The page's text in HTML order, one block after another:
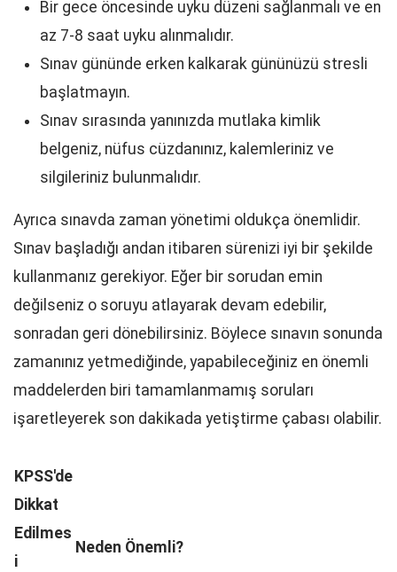
Bir gece öncesinde uyku düzeni sağlanmalı ve en
az 7-8 saat uyku alınmalıdır.
Sınav gününde erken kalkarak gününüzü stresli
başlatmayın.
Sınav sırasında yanınızda mutlaka kimlik
belgeniz, nüfus cüzdanınız, kalemleriniz ve
silgileriniz bulunmalıdır.
Ayrıca sınavda zaman yönetimi oldukça önemlidir.
Sınav başladığı andan itibaren sürenizi iyi bir şekilde
kullanmanız gerekiyor. Eğer bir sorudan emin
değilseniz o soruyu atlayarak devam edebilir,
sonradan geri dönebilirsiniz. Böylece sınavın sonunda
zamanınız yetmediğinde, yapabileceğiniz en önemli
maddelerden biri tamamlanmamış soruları
işaretleyerek son dakikada yetiştirme çabası olabilir.
KPSS'de
Dikkat
Edilmes
i
Neden Önemli?